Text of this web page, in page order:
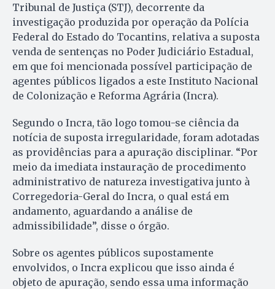
Tribunal de Justiça (STJ), decorrente da
investigação produzida por operação da Polícia
Federal do Estado do Tocantins, relativa a suposta
venda de sentenças no Poder Judiciário Estadual,
em que foi mencionada possível participação de
agentes públicos ligados a este Instituto Nacional
de Colonização e Reforma Agrária (Incra).
Segundo o Incra, tão logo tomou-se ciência da
notícia de suposta irregularidade, foram adotadas
as providências para a apuração disciplinar. “Por
meio da imediata instauração de procedimento
administrativo de natureza investigativa junto à
Corregedoria-Geral do Incra, o qual está em
andamento, aguardando a análise de
admissibilidade”, disse o órgão.
Sobre os agentes públicos supostamente
envolvidos, o Incra explicou que isso ainda é
objeto de apuração, sendo essa uma informação